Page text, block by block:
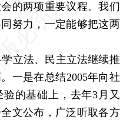
的两项重要议程。我们
努力，一定能够把这两
立法、民主立法继续推
一是在总结2005年向社
的基础上，去年3月又
文公布，广泛听取各方